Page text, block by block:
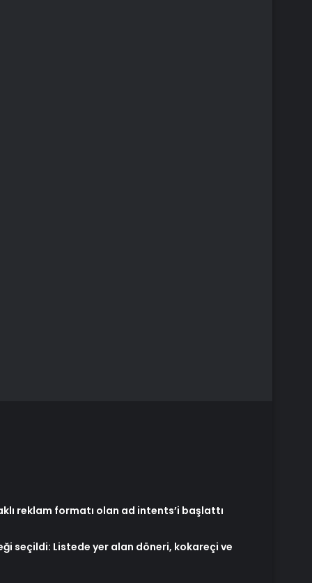
reklam formatı olan ad intents’i başlattı
seçildi: Listede yer alan döneri, kokareçi ve